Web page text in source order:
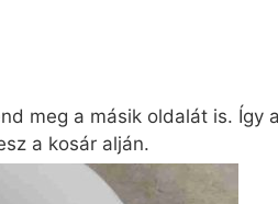
meg a másik oldalát is. Így
a kosár alján.